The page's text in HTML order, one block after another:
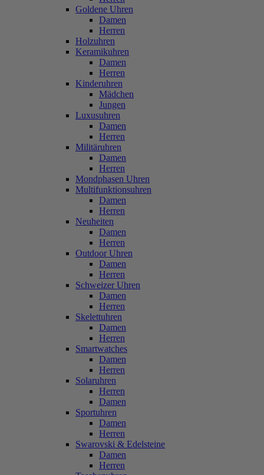
Goldene Uhren
Damen
Herren
Holzuhren
Keramikuhren
Damen
Herren
Kinderuhren
Mädchen
Jungen
Luxusuhren
Damen
Herren
Militäruhren
Damen
Herren
Mondphasen Uhren
Multifunktionsuhren
Damen
Herren
Neuheiten
Damen
Herren
Outdoor Uhren
Damen
Herren
Schweizer Uhren
Damen
Herren
Skelettuhren
Damen
Herren
Smartwatches
Damen
Herren
Solaruhren
Herren
Damen
Sportuhren
Damen
Herren
Swarovski & Edelsteine
Damen
Herren